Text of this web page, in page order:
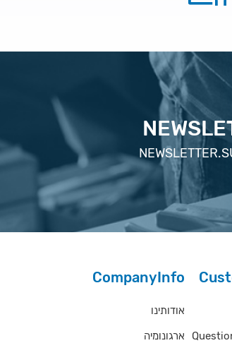
CompanyInfo
אודותינו
ארגונומיה